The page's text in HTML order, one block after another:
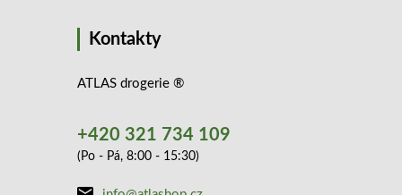
Kontakty
ATLAS drogerie ®
+420 321 734 109
(Po - Pá, 8:00 - 15:30)